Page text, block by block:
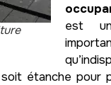
est
étanche pour